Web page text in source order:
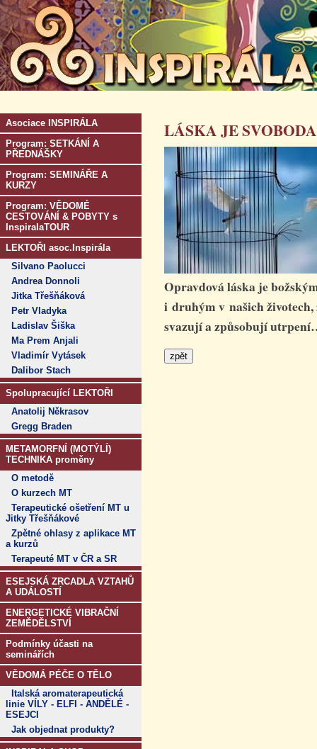
Asociace INSPIRÁLA
Program: SETKÁNÍ A
PŘEDNÁŠKY
Program: SEMINÁŘE A
KURZY
Program: VĚDOMÉ
CESTOVÁNÍ & POBYTY s
InspiralaTOUR
LEKTOŘI asoc.Inspirála
Silvano Paolucci
Andrea Donnoli
Jitka Třešňáková
Petr Vladyka
Ladislav Šiška
Ma Prem Anjali
Vladimír Vytásek
Dalibor Stach
Spolupracující LEKTOŘI
Anatolij Někrasov
Gregg Braden
METAMORFNÍ (MOTÝLÍ)
TECHNIKA proměny
O metodě
O kurzech MT
Terapeutické ošetření MT u
Jitky Třešňákové
Zpětné ohlasy z aplikace MT
a kurzů
Terapeuté MT v ČR a SR
ESEJSKÁ ZRCADLA VZTAHŮ
A UDÁLOSTÍ
ENERGETICKÉ VIBRAČNÍ
ZEMĚDĚLSTVÍ
Podmínky účasti na
seminářích
VĚDOMÁ PÉČE O TĚLO
Italská aromaterapeutická
linie VÍLY - ELFI - ANDĚLÉ -
ESEJCI
Jak objednat produkty?
LÁSKA JE
Opravdová láska je
i druhým v našich životech,
svazují a způsobují